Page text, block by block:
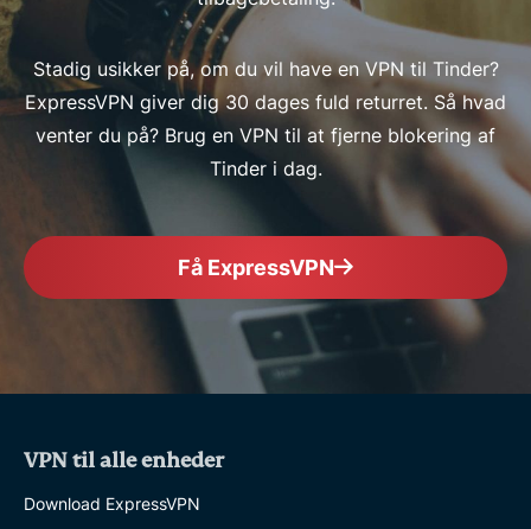
Stadig usikker på, om du vil have en VPN til Tinder?
ExpressVPN giver dig 30 dages fuld returret. Så hvad
venter du på? Brug en VPN til at fjerne blokering af
Tinder i dag.
Få ExpressVPN
VPN til alle enheder
Download ExpressVPN